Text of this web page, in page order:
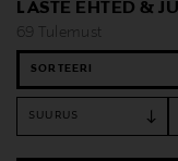
LASTE EHTED &
69 Tulemust
SORTEERI
SUURUS